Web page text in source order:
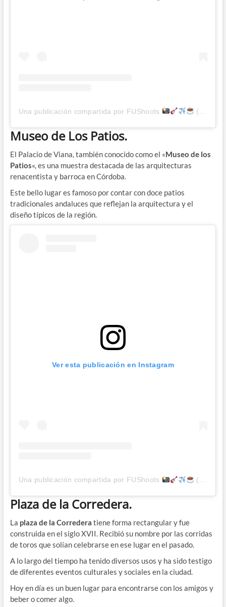
Una publicación compartida por FUShoots (@fushoots)
Museo de Los Patios.
El Palacio de Viana, también conocido como el «Museo de los
Patios«, es una muestra destacada de las arquitecturas
renacentista y barroca en Córdoba.
Este bello lugar es famoso por contar con doce patios
tradicionales andaluces que reflejan la arquitectura y el
diseño típicos de la región.
Ver esta publicación en Instagram
Una publicación compartida por FUShoots (@fushoots)
Plaza de la Corredera.
La plaza de la Corredera tiene forma rectangular y fue
construida en el siglo XVII. Recibió su nombre por las corridas
de toros que solían celebrarse en ese lugar en el pasado.
A lo largo del tiempo ha tenido diversos usos y ha sido testigo
de diferentes eventos culturales y sociales en la ciudad.
Hoy en día es un buen lugar para encontrarse con los amigos y
beber o comer algo.